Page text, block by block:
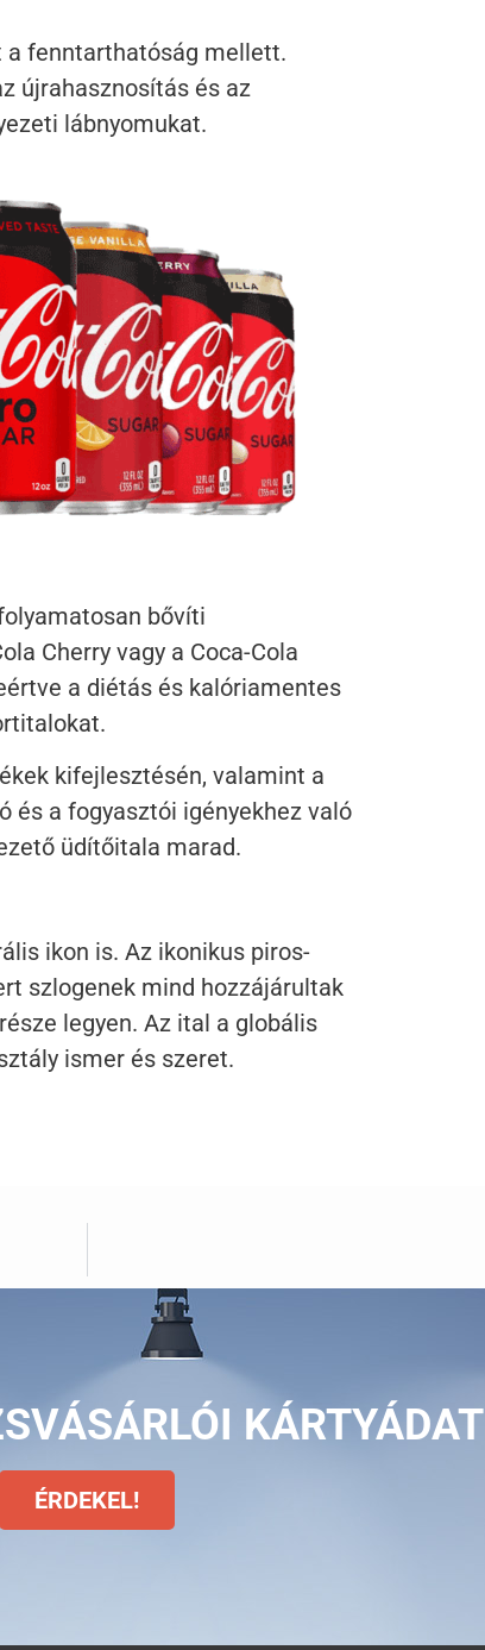
a fenntarthatóság mellett.
újrahasznosítás és az
lábnyomukat.
bővíti
Cherry vagy a Coca-Cola
a diétás és kalóriamentes
kifejlesztésén, valamint a
és a fogyasztói igényekhez való
üdítőitala marad.
ikon is. Az ikonikus piros-
szlogenek mind hozzájárultak
legyen. Az ital a globális
ismer és szeret.
KÁRTYÁDAT
ÉRDEKEL!